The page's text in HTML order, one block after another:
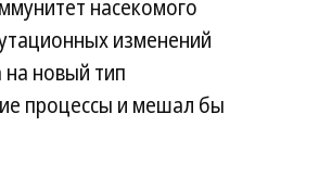
насекомого
изменений
новый тип
процессы и мешал бы